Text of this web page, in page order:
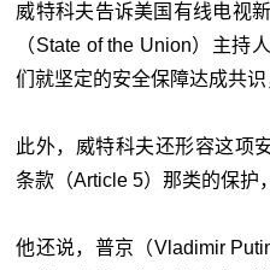
威特科夫告诉美国有线电视
（State of the Union）主持
们就坚定的安全保障达成共
此外，威特科夫还形容这项
条款（Article 5）那类的保护
他还说，普京（Vladimir